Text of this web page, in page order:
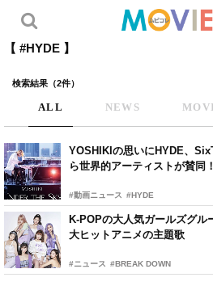
【 #HYDE 】
検索結果（2件）
ALL NEWS
YOSHIKIの思いにHYDE、
ら世界的アーティストが賛同
#動画ニュース #HYDE
K-POPの大人気ガールズグ
大ヒットアニメの主題歌
#ニュース #BREAK DOWN